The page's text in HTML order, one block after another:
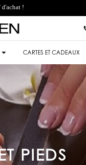
!
CARTES ET CADEAUX
PIEDS